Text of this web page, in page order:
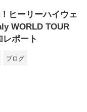
ヒーリーハイウェ
WORLD TOUR
ポート
ブログ